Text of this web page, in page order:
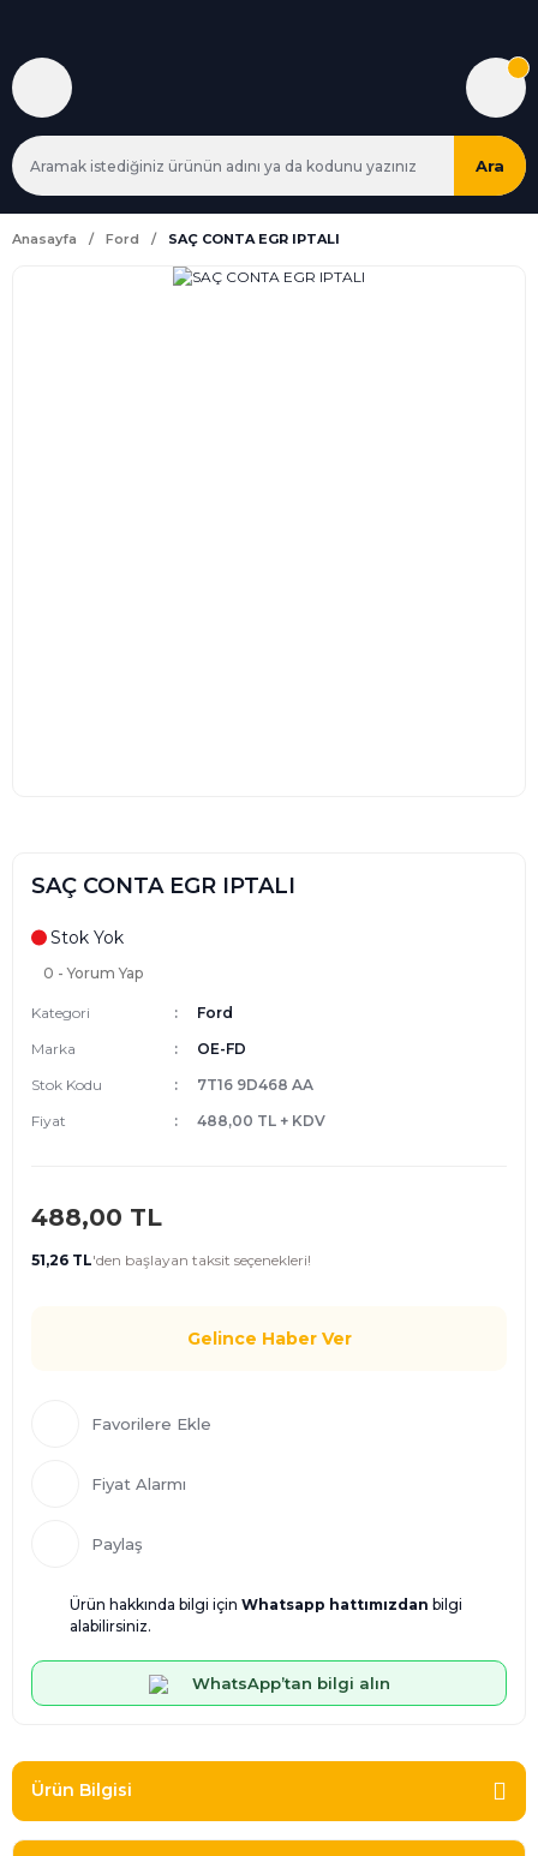
Ara
Anasayfa Ford SAÇ CONTA EGR IPTALI
SAÇ CONTA EGR IPTALI
Stok Yok
0 - Yorum Yap
Kategori
Ford
Marka
OE-FD
Stok Kodu
7T16 9D468 AA
Fiyat
488,00 TL + KDV
488,00 TL
51,26 TL'den başlayan taksit seçenekleri!
Gelince Haber Ver
Fiyat Alarmı
Paylaş
Ürün hakkında bilgi için Whatsapp hattımızdan bilgi
alabilirsiniz.
WhatsApp’tan bilgi alın
Ürün Bilgisi